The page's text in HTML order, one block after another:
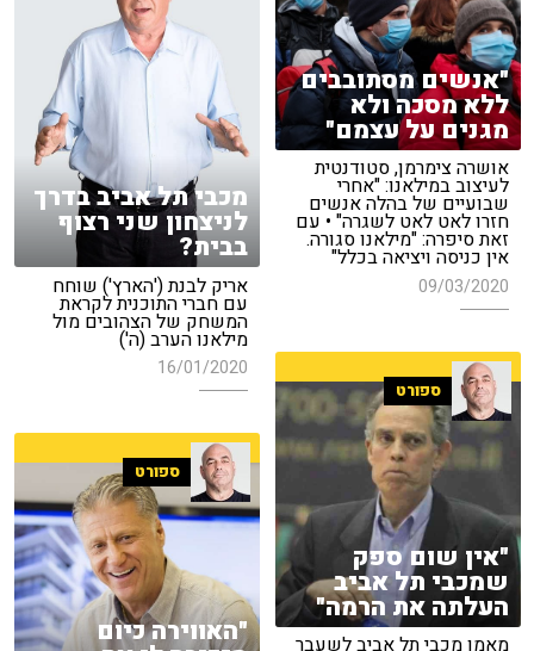
"אנשים מסתובבים
ללא מסכה ולא
מגנים על עצמם"
אושרה צימרמן, סטודנטית
לעיצוב במילאנו: "אחרי
שבועיים של בהלה אנשים
חזרו לאט לאט לשגרה" • עם
זאת סיפרה: "מילאנו סגורה.
אין כניסה ויציאה בכלל"
09/03/2020
מכבי תל אביב בדרך
לניצחון שני רצוף
בבית?
אריק לבנת ('הארץ') שוחח
עם חברי התוכנית לקראת
המשחק של הצהובים מול
מילאנו הערב (ה')
16/01/2020
ספורט
"אין שום ספק
שמכבי תל אביב
העלתה את הרמה"
ספורט
"האווירה כיום